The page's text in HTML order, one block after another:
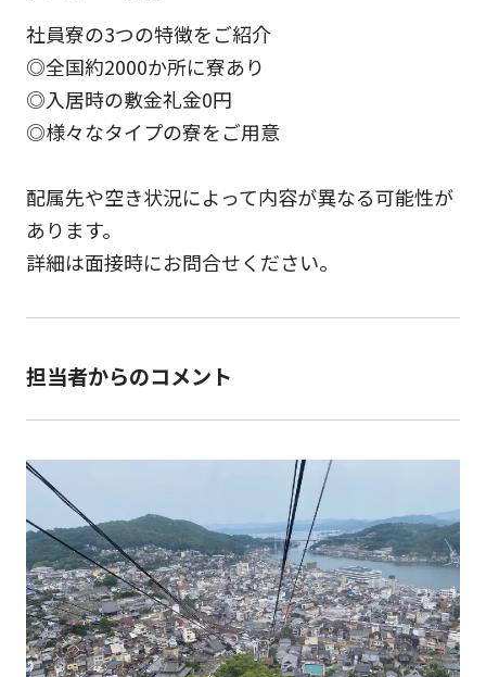
社員寮の3つの特徴をご紹介
◎全国約2000か所に寮あり
◎入居時の敷金礼金0円
◎様々なタイプの寮をご用意
配属先や空き状況によって内容が異なる可能性が
あります。
詳細は面接時にお問合せください。
担当者からのコメント